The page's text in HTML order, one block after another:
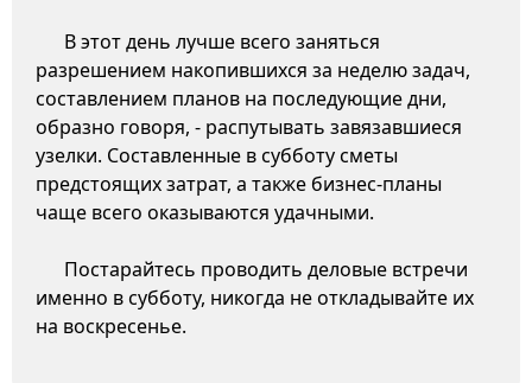
В этот день лучше всего заняться
разрешением накопившихся за неделю задач,
составлением планов на последующие дни,
образно говоря, - распутывать завязавшиеся
узелки. Составленные в субботу сметы
предстоящих затрат, а также бизнес-планы
чаще всего оказываются удачными.
Постарайтесь проводить деловые встречи
именно в субботу, никогда не откладывайте их
на воскресенье.